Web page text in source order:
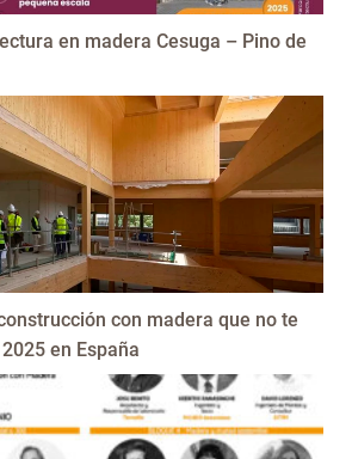
en madera Cesuga – Pino de
con madera que no te
en España